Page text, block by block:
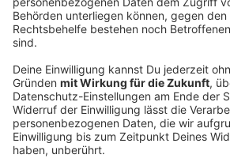
Bjarnason verlässt Fürth in
Dänemark
Nach nur einer Saison
Bjarnason bei Greuther Fürth und